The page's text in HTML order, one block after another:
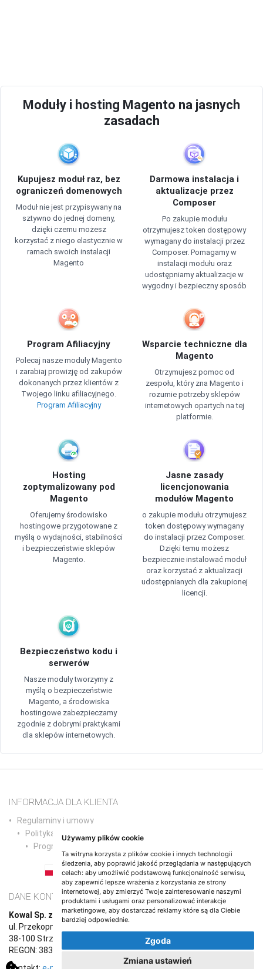
Używamy plików cookie
Ta witryna korzysta z plików cookie i innych technologii
śledzenia, aby poprawić jakość przeglądania w następujących
celach: aby umożliwić podstawową funkcjonalność serwisu,
aby zapewnić lepsze wrażenia z korzystania ze strony
internetowej aby zmierzyć Twoje zainteresowanie naszymi
produktami i usługami oraz personalizować interakcje
marketingowe, aby dostarczać reklamy które są dla Ciebie
bardziej odpowiednie.
Zgoda
Zmiana ustawień
Moduły i hosting Magento na jasnych
zasadach
Kupujesz moduł raz, bez
ograniczeń domenowych
Moduł nie jest przypisywany na
sztywno do jednej domeny,
dzięki czemu możesz
korzystać z niego elastycznie w
ramach swoich instalacji
Magento
Darmowa instalacja i
aktualizacje przez
Composer
Po zakupie modułu
otrzymujesz token dostępowy
wymagany do instalacji przez
Composer. Pomagamy w
instalacji modułu oraz
udostępniamy aktualizacje w
wygodny i bezpieczny sposób
Program Afiliacyjny
Polecaj nasze moduły Magento
i zarabiaj prowizję od zakupów
dokonanych przez klientów z
Twojego linku afiliacyjnego.
Program Afiliacyjny
Wsparcie techniczne dla
Magento
Otrzymujesz pomoc od
zespołu, który zna Magento i
rozumie potrzeby sklepów
internetowych opartych na tej
platformie.
Hosting
zoptymalizowany pod
Magento
Oferujemy środowisko
hostingowe przygotowane z
myślą o wydajności, stabilności
i bezpieczeństwie sklepów
Magento.
Jasne zasady
licencjonowania
modułów Magento
o zakupie modułu otrzymujesz
token dostępowy wymagany
do instalacji przez Composer.
Dzięki temu możesz
bezpiecznie instalować moduł
oraz korzystać z aktualizacji
udostępnianych dla zakupionej
licencji.
Bezpieczeństwo kodu i
serwerów
Nasze moduły tworzymy z
myślą o bezpieczeństwie
Magento, a środowiska
hostingowe zabezpieczamy
zgodnie z dobrymi praktykami
dla sklepów internetowych.
INFORMACJA DLA KLIENTA
Regulaminy i umowy
Polityka prywatności
Program partnerski
PL EN DE NL ES IT FR RO PT
DANE KONTAKTOWE
Kowal Sp. z o.o.
ul. Przekopna 6/1,
38-100 Strzyżów
REGON: 383765987, NIP: 8191670708